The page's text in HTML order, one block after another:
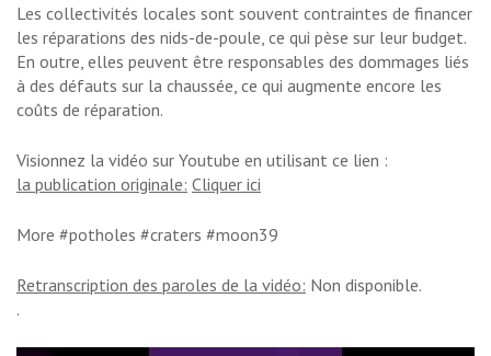
Les collectivités locales sont souvent contraintes de financer
les réparations des nids-de-poule, ce qui pèse sur leur budget.
En outre, elles peuvent être responsables des dommages liés
à des défauts sur la chaussée, ce qui augmente encore les
coûts de réparation.
Visionnez la vidéo sur Youtube en utilisant ce lien :
la publication originale: Cliquer ici
More #potholes #craters #moon39
Retranscription des paroles de la vidéo: Non disponible.
.